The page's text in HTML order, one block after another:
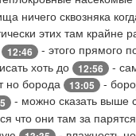
ничего сквозняка
этих там крайне
12:46 - этого прямого
хоть до 12:56 -
но борода 13:05 -
- можно сказать выше
что они там за парятся